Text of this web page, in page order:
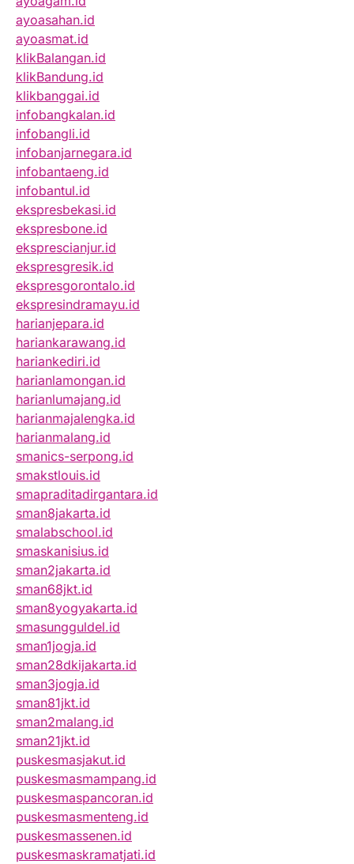
ayoasahan.id
ayoasmat.id
klikBalangan.id
klikBandung.id
klikbanggai.id
infobangkalan.id
infobangli.id
infobanjarnegara.id
infobantaeng.id
infobantul.id
ekspresbekasi.id
ekspresbone.id
eksprescianjur.id
ekspresgresik.id
ekspresgorontalo.id
ekspresindramayu.id
harianjepara.id
hariankarawang.id
hariankediri.id
harianlamongan.id
harianlumajang.id
harianmajalengka.id
harianmalang.id
smanics-serpong.id
smakstlouis.id
smapraditadirgantara.id
sman8jakarta.id
smalabschool.id
smaskanisius.id
sman2jakarta.id
sman68jkt.id
sman8yogyakarta.id
smasungguldel.id
sman1jogja.id
sman28dkijakarta.id
sman3jogja.id
sman81jkt.id
sman2malang.id
sman21jkt.id
puskesmasjakut.id
puskesmasmampang.id
puskesmaspancoran.id
puskesmasmenteng.id
puskesmassenen.id
puskesmaskramatjati.id